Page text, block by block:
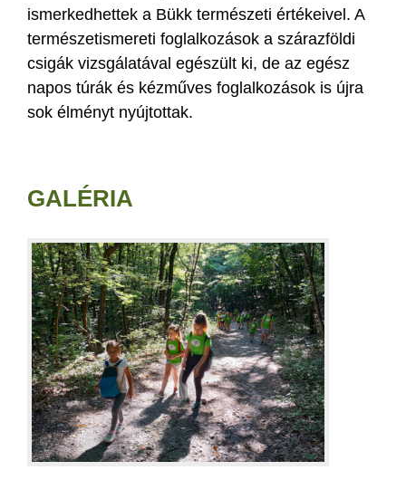
ismerkedhettek a Bükk természeti értékeivel. A
természetismereti foglalkozások a szárazföldi
csigák vizsgálatával egészült ki, de az egész
napos túrák és kézműves foglalkozások is újra
sok élményt nyújtottak.
GALÉRIA